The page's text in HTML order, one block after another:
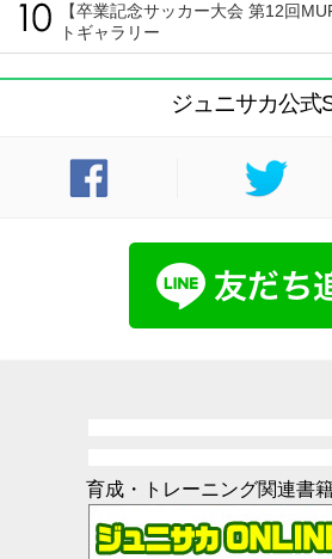
【卒業記念サッカー大会 第12回
トギャラリー
ジュニサカ公式
育成・トレーニング関連書